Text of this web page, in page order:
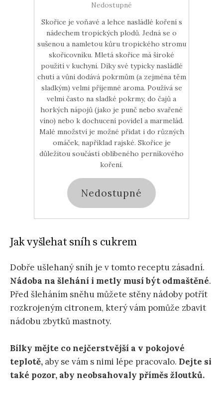
Nedostupné
Skořice je voňavé a lehce nasládlé koření s
nádechem tropických plodů. Jedná se o
sušenou a namletou kůru tropického stromu
skořicovníku. Mletá skořice má široké
použití v kuchyni. Díky své typicky nasládlé
chuti a vůni dodává pokrmům (a zejména těm
sladkým) velmi příjemné aroma. Používá se
velmi často na sladké pokrmy, do čajů a
horkých nápojů (jako je punč nebo svařené
víno) nebo k dochucení povidel a marmelád.
Malé množství je možné přidat i do různých
omáček, například rajské. Skořice je
důležitou součástí oblíbeného perníkového
koření.
Nedostupné
Jak vyšlehat sníh s cukrem
Dobře ušlehaný sníh je v tomto receptu zásadní.
Nádoba na šlehání i metly musí být odmaštěné.
Před šleháním sněhu můžete stěny nádoby potřít
rozkrojeným citronem, který vám pomůže zbavit
nádobu zbytků mastnoty.
Bílky mějte co nejčerstvější a v pokojové
teplotě, aby se vám s nimi lépe pracovalo. Dejte si
také pozor, aby neobsahovaly příměs žloutků.